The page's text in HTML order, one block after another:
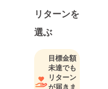
月に雪浦にU
ターン。学
習塾経営の
傍ら、10年
間無農薬有
機農業で水
稲栽培。
リターンを
選ぶ
目標金額
未達でも
リターン
が届きま